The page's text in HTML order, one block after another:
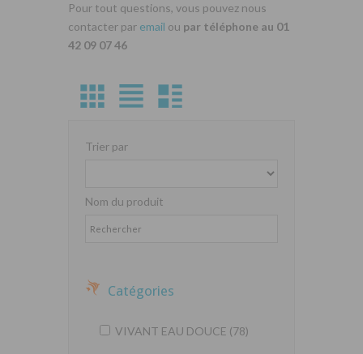
Pour tout questions, vous pouvez nous
contacter par email ou par téléphone au 01
42 09 07 46
Trier par
Nom du produit
Catégories
VIVANT EAU DOUCE (78)